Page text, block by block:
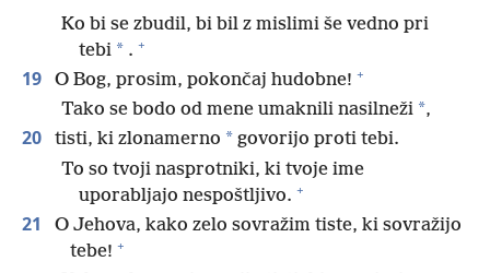
Ko bi se zbudil, bi bil z mislimi še vedno pri
tebi * . +
19 O Bog, prosim, pokončaj hudobne! +
Tako se bodo od mene umaknili nasilneži *,
20 tisti, ki zlonamerno * govorijo proti tebi.
To so tvoji nasprotniki, ki tvoje ime
uporabljajo nespoštljivo. +
21
O Jehova, kako zelo sovražim tiste, ki sovražijo
tebe! +